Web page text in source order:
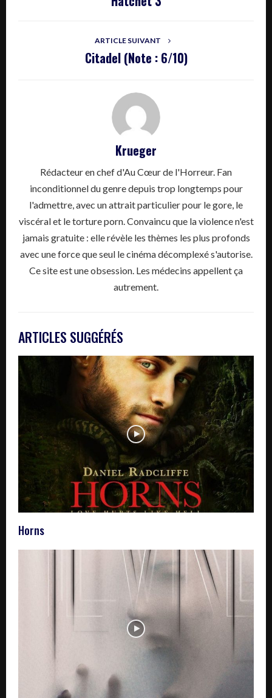
ARTICLE SUIVANT
Citadel (Note : 6/10)
Krueger
Rédacteur en chef d'Au Cœur de l'Horreur. Fan
inconditionnel du genre depuis trop longtemps pour
l'admettre, avec un attrait particulier pour le gore, le
viscéral et le torture porn. Convaincu que la violence n'est
jamais gratuite : elle révèle les thèmes les plus profonds
avec une force que seul le cinéma décomplexé s'autorise.
Ce site est une obsession. Les médecins appellent ça
autrement.
ARTICLES SUGGÉRÉS
Horns